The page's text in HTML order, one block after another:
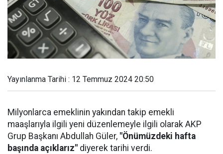
Yayınlanma Tarihi : 12 Temmuz 2024 20:50
Milyonlarca emeklinin yakından takip emekli
maaşlarıyla ilgili yeni düzenlemeyle ilgili olarak AKP
Grup Başkanı Abdullah Güler, "Önümüzdeki hafta
başında açıklarız" diyerek tarihi verdi.